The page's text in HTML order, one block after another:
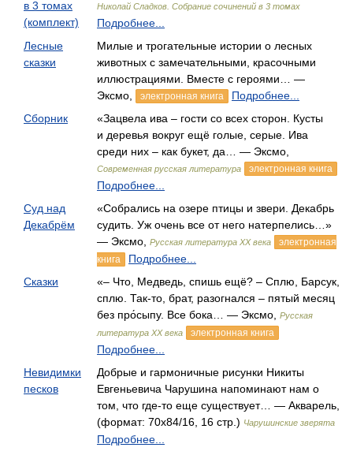
в 3 томах
(комплект)
Николай Сладков. Собрание сочинений в 3 томах
Подробнее...
Лесные
сказки
Милые и трогательные истории о лесных
животных с замечательными, красочными
иллюстрациями. Вместе с героями… —
Эксмо,
электронная книга
Подробнее...
Сборник
«Зацвела ива – гости со всех сторон. Кусты
и деревья вокруг ещё голые, серые. Ива
среди них – как букет, да… — Эксмо,
Современная русская литература электронная книга
Подробнее...
Суд над
Декабрём
«Собрались на озере птицы и звери. Декабрь
судить. Уж очень все от него натерпелись…»
— Эксмо,
Русская литература ХХ века
электронная
книга
Подробнее...
Сказки
«– Что, Медведь, спишь ещё? – Сплю, Барсук,
сплю. Так-то, брат, разогнался – пятый месяц
без про́сыпу. Все бока… — Эксмо,
Русская
литература XX века
электронная книга
Подробнее...
Невидимки
песков
Добрые и гармоничные рисунки Никиты
Евгеньевича Чарушина напоминают нам о
том, что где-то еще существует… — Акварель,
(формат: 70x84/16, 16 стр.) Чарушинские зверята
Подробнее...